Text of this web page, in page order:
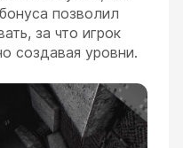
позволил
за что игрок
создавая уровни.